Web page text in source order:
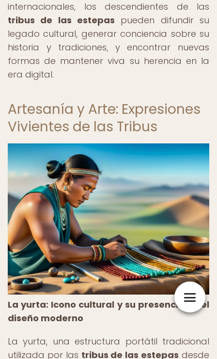
internacionales, los descendientes de las
tribus de las estepas pueden difundir su
legado cultural, generar conciencia sobre su
historia y tradiciones, y encontrar nuevas
formas de mantener viva su herencia en la
era digital.
Artesanía y Arte: Expresiones
Vivientes de las Tribus
La yurta: Icono cultural y su presencia en el
diseño moderno
La yurta, una estructura portátil tradicional
utilizada por las tribus de las estepas desde